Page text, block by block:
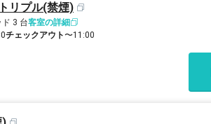
リプル(禁煙)
3 台客室の詳細
チェックアウト〜11:00